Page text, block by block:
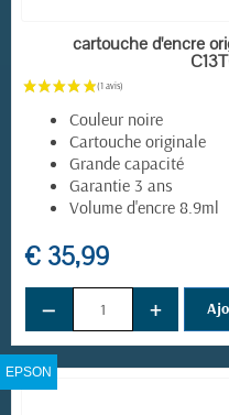
cartouche d'encre
Couleur noire
Cartouche originale
Grande capacité
Garantie 3 ans
Volume d'encre 8.9ml
€ 35,99
− +
EPSON